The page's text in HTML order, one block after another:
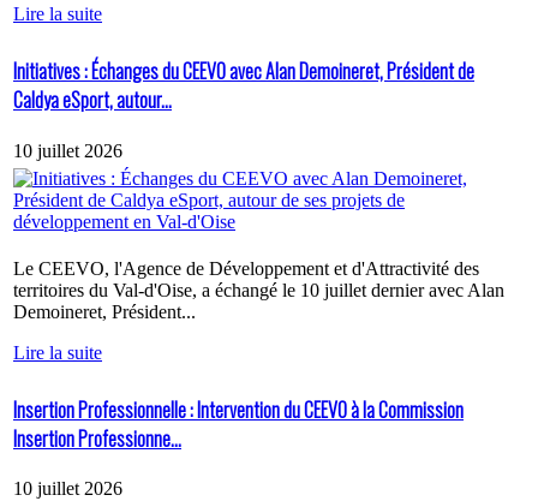
Lire la suite
Initiatives : Échanges du CEEVO avec Alan Demoineret, Président de
Caldya eSport, autour...
10 juillet 2026
Le CEEVO, l'Agence de Développement et d'Attractivité des
territoires du Val-d'Oise, a échangé le 10 juillet dernier avec Alan
Demoineret, Président...
Lire la suite
Insertion Professionnelle : Intervention du CEEVO à la Commission
Insertion Professionne...
10 juillet 2026